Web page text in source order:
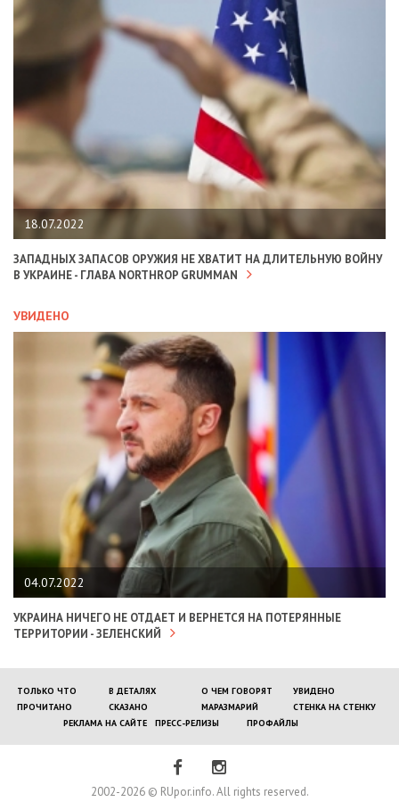
18.07.2022
ЗАПАДНЫХ ЗАПАСОВ ОРУЖИЯ НЕ ХВАТИТ НА ДЛИТЕЛЬНУЮ ВОЙНУ
В УКРАИНЕ - ГЛАВА NORTHROP GRUMMAN
УВИДЕНО
04.07.2022
УКРАИНА НИЧЕГО НЕ ОТДАЕТ И ВЕРНЕТСЯ НА ПОТЕРЯННЫЕ
ТЕРРИТОРИИ - ЗЕЛЕНСКИЙ
ТОЛЬКО ЧТО В ДЕТАЛЯХ О ЧЕМ ГОВОРЯТ
УВИДЕНО
ПРОЧИТАНО
СКАЗАНО МАРАЗМАРИЙ
СТЕНКА НА СТЕНКУ
РЕКЛАМА НА САЙТЕ
ПРЕСС-РЕЛИЗЫ ПРОФАЙЛЫ
2002-2026 © RUpor.info. All rights reserved.